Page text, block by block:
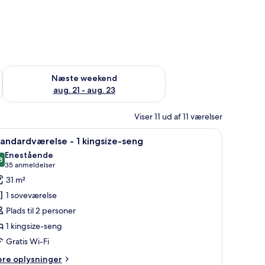
14 - aug. 16
Næste weekend
aug. 21 - aug. 23
Tjek tilgængelighed for næste weekend aug. 21 - aug. 23
Viser 11 ud af 11 værelser
sofabord. Et hotelværelse med seng, sengeborde, et
5 - 1 kingsize-seng
ud af 10
Enestående
35 anmeldelser
(35
anmeldelser)
31 m²
1 soveværelse
Plads til 2 personer
1 kingsize-seng
Gratis Wi-Fi
oplysninger